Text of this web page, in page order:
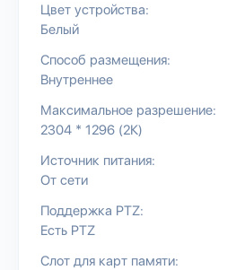
Цвет устройства:
Белый
Способ размещения:
Внутреннее
Максимальное разрешение:
2304 * 1296 (2К)
Источник питания:
От сети
Поддержка PTZ:
Есть PTZ
Слот для карт памяти: